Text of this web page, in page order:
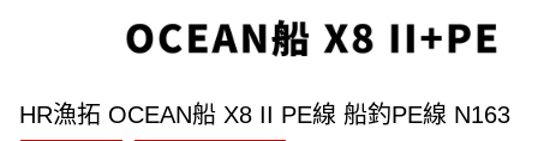
HR漁拓 OCEAN船 X8 II PE線 船釣PE線 N163